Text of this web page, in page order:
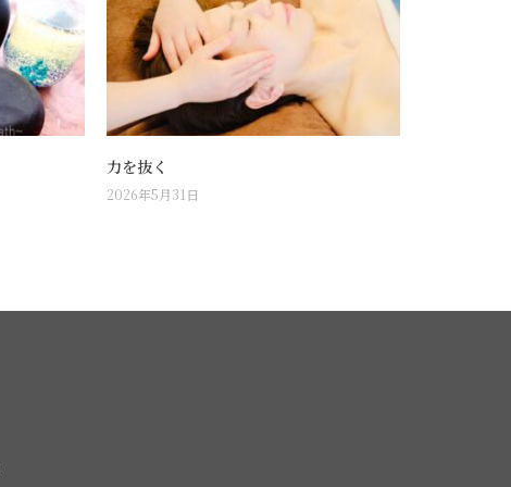
力を抜く
2026年5月31日